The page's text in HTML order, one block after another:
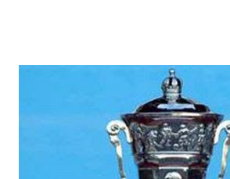
joueurs soussis, et ont réussi à mener
minute du temps réglementaire grâce
Benchrifa. Son poursuivant direct le
chuté à domicile face à l'OCK sur le
bonne affaire de la semaine a été